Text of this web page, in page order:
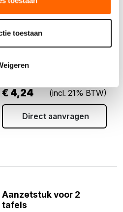
toestaan
Artikelnr. 20598
€ 4,24 (incl. 21% BTW)
Direct aanvragen
Aanzetstuk voor 2
tafels